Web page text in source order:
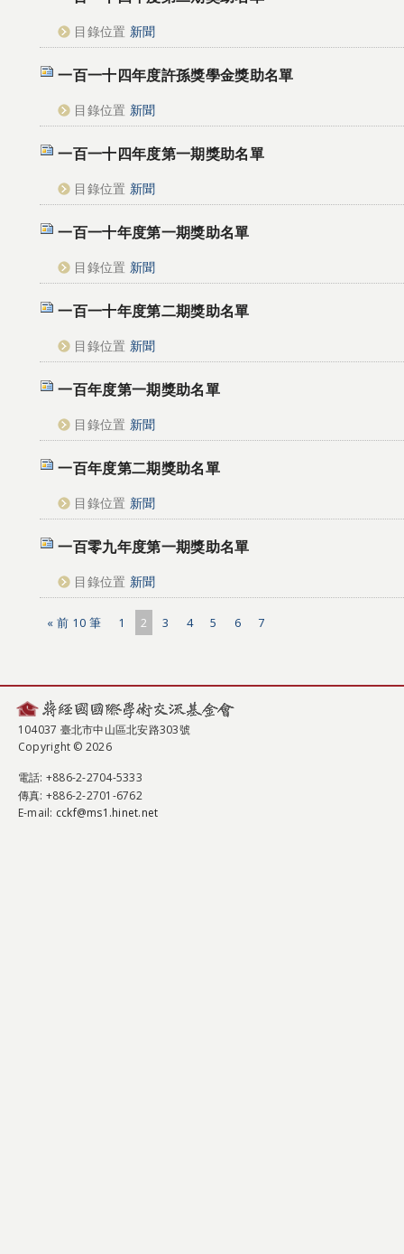
目錄位置 新聞
一百一十四年度許孫獎學金獎助名單
目錄位置 新聞
一百一十四年度第一期獎助名單
目錄位置 新聞
一百一十年度第一期獎助名單
目錄位置 新聞
一百一十年度第二期獎助名單
目錄位置 新聞
一百年度第一期獎助名單
目錄位置 新聞
一百年度第二期獎助名單
目錄位置 新聞
一百零九年度第一期獎助名單
目錄位置 新聞
« 前 10 筆 1 2 3 4 5 6 7
104037 臺北市中山區北安路303號
Copyright © 2026
電話: +886-2-2704-5333
傳真: +886-2-2701-6762
E-mail: cckf@ms1.hinet.net